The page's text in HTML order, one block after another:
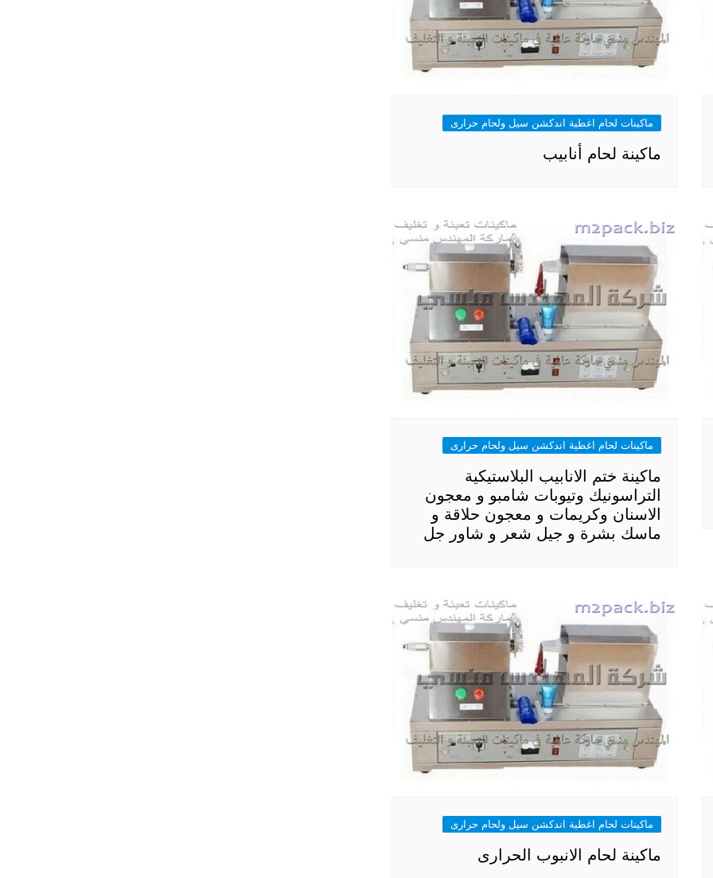
ماكينات لحام اغطية اندكشن سيل ولحام حرارى
ماكينة لحام أنابيب
ماكينات لحام اغطية اندكشن سيل ولحام حرارى
ماكينة ختم الانابيب البلاستيكية
التراسونيك وتيوبات شامبو و معجون
الاسنان وكريمات و معجون حلاقة و
ماسك بشرة و جيل شعر و شاور جل
ماكينات لحام اغطية اندكشن سيل ولحام حرارى
ماكينة لحام الانبوب الحرارى